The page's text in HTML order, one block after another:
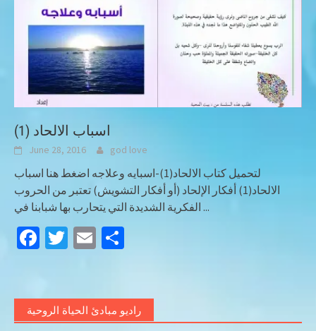
اسباب الالحاد (1)
June 28, 2016 god love
لتحميل كتاب الالحاد(1)-اسبايه وعلاجه اضغط هنا اسباب
الالحاد(1) أفكار الإلحاد (أو أفكار التشويش) تعتبر من الحروب
...
Facebook
Twitter
Email
راديو مبادئ الحياة الروحية